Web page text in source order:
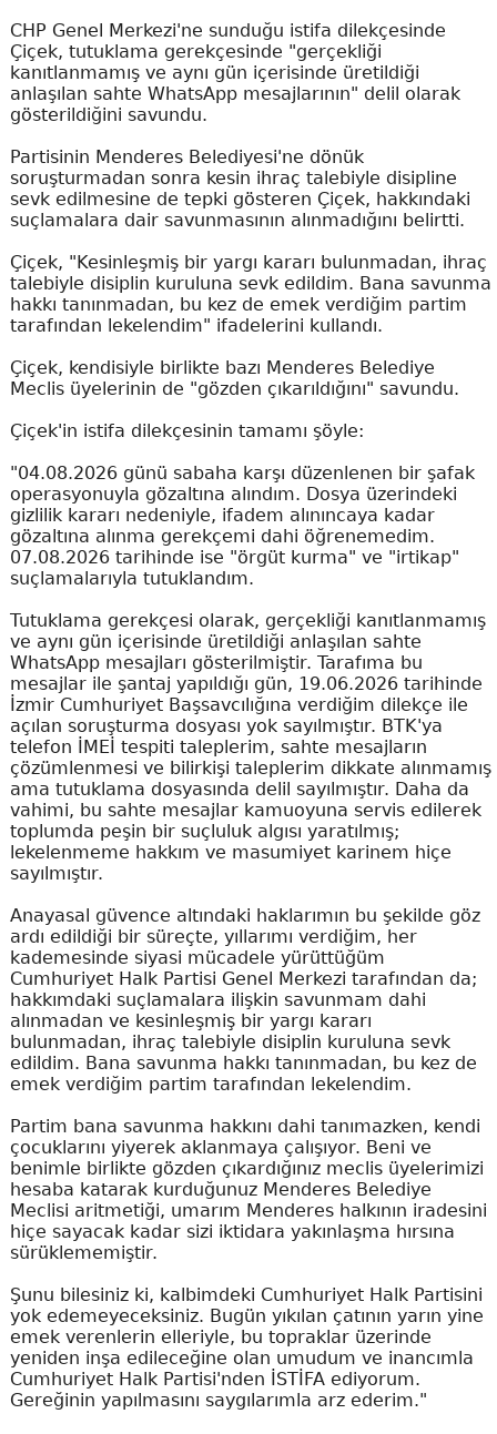
CHP Genel Merkezi'ne sunduğu istifa dilekçesinde
Çiçek, tutuklama gerekçesinde "gerçekliği
kanıtlanmamış ve aynı gün içerisinde üretildiği
anlaşılan sahte WhatsApp mesajlarının" delil olarak
gösterildiğini savundu.
Partisinin Menderes Belediyesi'ne dönük
soruşturmadan sonra kesin ihraç talebiyle disipline
sevk edilmesine de tepki gösteren Çiçek, hakkındaki
suçlamalara dair savunmasının alınmadığını belirtti.
Çiçek, "Kesinleşmiş bir yargı kararı bulunmadan, ihraç
talebiyle disiplin kuruluna sevk edildim. Bana savunma
hakkı tanınmadan, bu kez de emek verdiğim partim
tarafından lekelendim" ifadelerini kullandı.
Çiçek, kendisiyle birlikte bazı Menderes Belediye
Meclis üyelerinin de "gözden çıkarıldığını" savundu.
Çiçek'in istifa dilekçesinin tamamı şöyle:
"04.08.2026 günü sabaha karşı düzenlenen bir şafak
operasyonuyla gözaltına alındım. Dosya üzerindeki
gizlilik kararı nedeniyle, ifadem alınıncaya kadar
gözaltına alınma gerekçemi dahi öğrenemedim.
07.08.2026 tarihinde ise "örgüt kurma" ve "irtikap"
suçlamalarıyla tutuklandım.
Tutuklama gerekçesi olarak, gerçekliği kanıtlanmamış
ve aynı gün içerisinde üretildiği anlaşılan sahte
WhatsApp mesajları gösterilmiştir. Tarafıma bu
mesajlar ile şantaj yapıldığı gün, 19.06.2026 tarihinde
İzmir Cumhuriyet Başsavcılığına verdiğim dilekçe ile
açılan soruşturma dosyası yok sayılmıştır. BTK'ya
telefon İMEİ tespiti taleplerim, sahte mesajların
çözümlenmesi ve bilirkişi taleplerim dikkate alınmamış
ama tutuklama dosyasında delil sayılmıştır. Daha da
vahimi, bu sahte mesajlar kamuoyuna servis edilerek
toplumda peşin bir suçluluk algısı yaratılmış;
lekelenmeme hakkım ve masumiyet karinem hiçe
sayılmıştır.
Anayasal güvence altındaki haklarımın bu şekilde göz
ardı edildiği bir süreçte, yıllarımı verdiğim, her
kademesinde siyasi mücadele yürüttüğüm
Cumhuriyet Halk Partisi Genel Merkezi tarafından da;
hakkımdaki suçlamalara ilişkin savunmam dahi
alınmadan ve kesinleşmiş bir yargı kararı
bulunmadan, ihraç talebiyle disiplin kuruluna sevk
edildim. Bana savunma hakkı tanınmadan, bu kez de
emek verdiğim partim tarafından lekelendim.
Partim bana savunma hakkını dahi tanımazken, kendi
çocuklarını yiyerek aklanmaya çalışıyor. Beni ve
benimle birlikte gözden çıkardığınız meclis üyelerimizi
hesaba katarak kurduğunuz Menderes Belediye
Meclisi aritmetiği, umarım Menderes halkının iradesini
hiçe sayacak kadar sizi iktidara yakınlaşma hırsına
sürüklememiştir.
Şunu bilesiniz ki, kalbimdeki Cumhuriyet Halk Partisini
yok edemeyeceksiniz. Bugün yıkılan çatının yarın yine
emek verenlerin elleriyle, bu topraklar üzerinde
yeniden inşa edileceğine olan umudum ve inancımla
Cumhuriyet Halk Partisi'nden İSTİFA ediyorum.
Gereğinin yapılmasını saygılarımla arz ederim."